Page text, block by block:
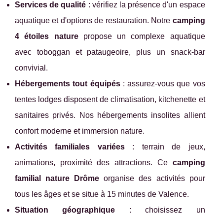
Services de qualité : vérifiez la présence d'un espace
aquatique et d'options de restauration. Notre camping
4 étoiles naturepropose un complexe aquatique
avec toboggan et pataugeoire, plus un snack-bar
convivial.
Hébergements tout équipés: assurez-vous que vos
tentes lodges disposent de climatisation, kitchenette et
sanitaires privés. Nos hébergements insolites allient
confort moderne et immersion nature.
Activités familiales variées: terrain de jeux,
animations, proximité des attractions. Ce camping
familial nature Drôme organise des activités pour
tous les âges et se situe à 15 minutes de Valence.
Situation géographique : choisissez un